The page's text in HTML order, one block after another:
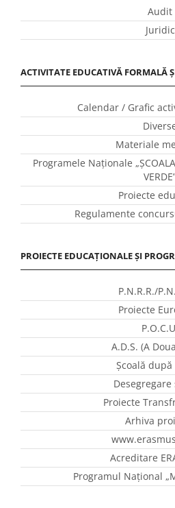
Audit
Juridic
ACTIVITATE EDUCATIVĂ FORMALĂ
Calendar / Grafic
Materiale
Programele Naţionale „ŞCOALA
Proiecte
Regulamente
PROIECTE EDUCAȚIONALE ȘI
P.N.R.R./
Proiecte
A.D.S. (A
Școală după
Desegregare
Proiecte
Arhiva
Acreditare
Programul Național